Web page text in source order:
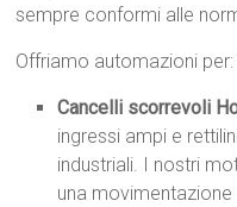
sempre conformi alle
Offriamo automazioni per:
Cancelli scorrevoli
ingressi ampi e
industriali. I nostri
una